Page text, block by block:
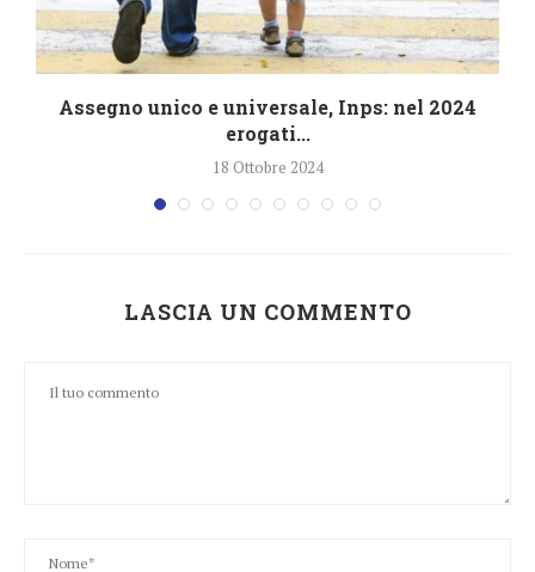
Assegno unico e universale, Inps: nel 2024
erogati...
18 Ottobre 2024
LASCIA UN COMMENTO